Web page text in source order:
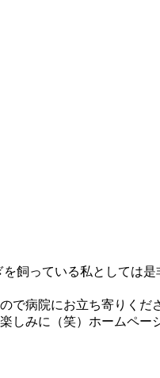
っている私としては
で病院にお立ち寄りくだ
みに（笑）ホームペー